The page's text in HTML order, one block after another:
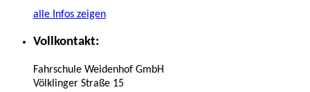
alle Infos zeigen
Vollkontakt:
Fahrschule Weidenhof GmbH
Völklinger Straße 15